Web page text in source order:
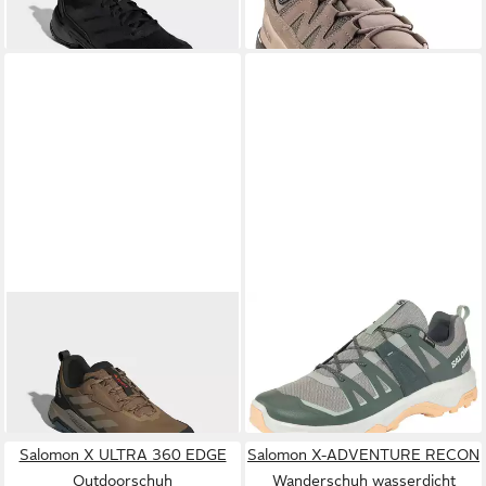
-25%
ANYLANDER
WANDERSCHUH Hikingschuh
75,00 €
EXTEND 2 GORE-
TEX Wanderschuh
wasserdicht
89,99 € UVP 140,00 €
-36%
Salomon X ULTRA 360 EDGE
Outdoorschuh
Salomon X-ADVENTURE RECON
Wanderschuh wasserdicht